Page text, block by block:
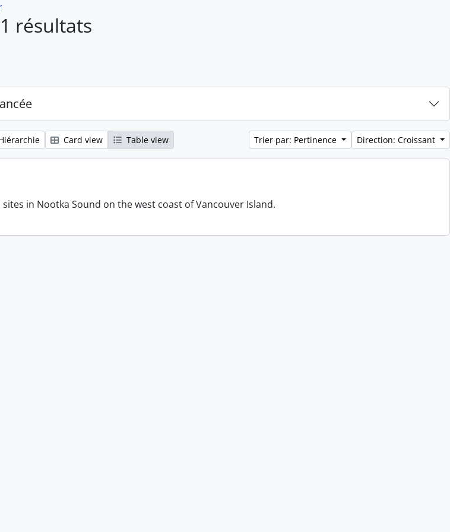
résultats
Card view Table view Trier par: Pertinence Direction: Croissant
in Nootka Sound on the west coast of Vancouver Island.